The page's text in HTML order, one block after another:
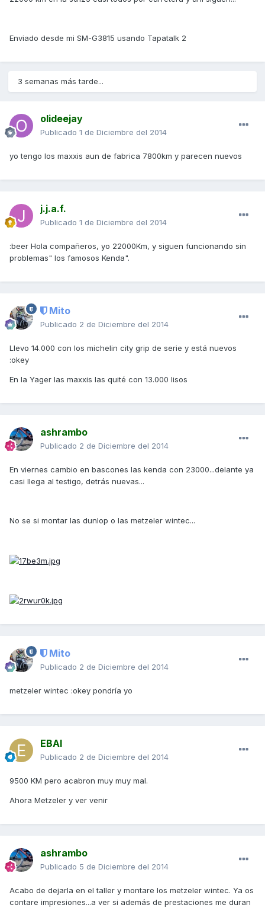
Enviado desde mi SM-G3815 usando Tapatalk 2
3 semanas más tarde...
olideejay
Publicado 1 de Diciembre del 2014
yo tengo los maxxis aun de fabrica 7800km y parecen nuevos
j.j.a.f.
Publicado 1 de Diciembre del 2014
:beer Hola compañeros, yo 22000Km, y siguen funcionando sin
problemas" los famosos Kenda".
Mito
Publicado 2 de Diciembre del 2014
Llevo 14.000 con los michelin city grip de serie y está nuevos
:okey
En la Yager las maxxis las quité con 13.000 lisos
ashrambo
Publicado 2 de Diciembre del 2014
En viernes cambio en bascones las kenda con 23000...delante ya
casi llega al testigo, detrás nuevas...
No se si montar las dunlop o las metzeler wintec...
Mito
Publicado 2 de Diciembre del 2014
metzeler wintec :okey pondría yo
EBAI
Publicado 2 de Diciembre del 2014
9500 KM pero acabron muy muy mal.
Ahora Metzeler y ver venir
ashrambo
Publicado 5 de Diciembre del 2014
Acabo de dejarla en el taller y montare los metzeler wintec. Ya os
contare impresiones...a ver si además de prestaciones me duran